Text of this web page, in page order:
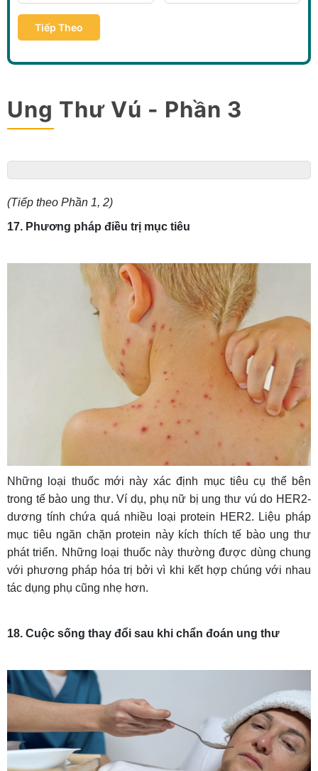
Tiếp Theo
Ung Thư Vú - Phần 3
(Tiếp theo Phần 1, 2)
17. Phương pháp điều trị mục tiêu
Những loại thuốc mới này xác định mục tiêu cụ thể bên
trong tế bào ung thư. Ví dụ, phụ nữ bị ung thư vú do HER2-
dương tính chứa quá nhiều loại protein HER2. Liệu pháp
mục tiêu ngăn chặn protein này kích thích tế bào ung thư
phát triển. Những loại thuốc này thường được dùng chung
với phương pháp hóa trị bởi vì khi kết hợp chúng với nhau
tác dụng phụ cũng nhẹ hơn.
18. Cuộc sống thay đổi sau khi chẩn đoán ung thư